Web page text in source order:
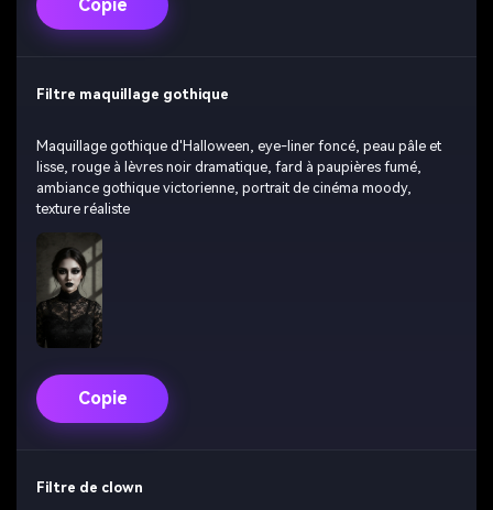
Copie
Filtre maquillage gothique
Maquillage gothique d'Halloween, eye-liner foncé, peau pâle et
lisse, rouge à lèvres noir dramatique, fard à paupières fumé,
ambiance gothique victorienne, portrait de cinéma moody,
texture réaliste
Copie
Filtre de clown